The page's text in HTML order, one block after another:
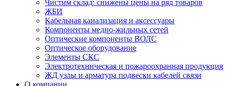
Чистим склад: снижены цены на ряд товаров
ЖБИ
Кабельная канализация и аксессуары
Компоненты медно-жильных сетей
Оптические компоненты ВОЛС
Оптическое оборудование
Элементы СКС
Электротехническая и пожароохранная продукция
ЖД узлы и арматура подвески кабелей связи
О компании